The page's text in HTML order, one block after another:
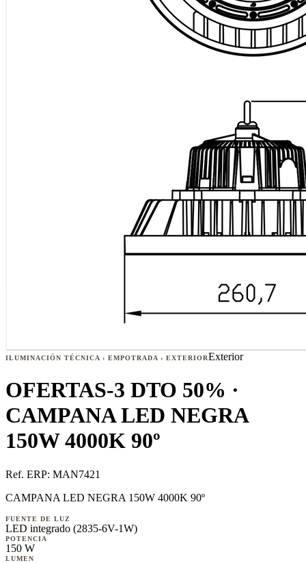
ILUMINACIÓN TÉCNICA › EMPOTRADA › EXTERIORExterior
OFERTAS-3 DTO 50% ·
CAMPANA LED NEGRA
150W 4000K 90º
Ref. ERP: MAN7421
CAMPANA LED NEGRA 150W 4000K 90º
FUENTE DE LUZ
LED integrado (2835-6V-1W)
POTENCIA
150 W
LUMEN